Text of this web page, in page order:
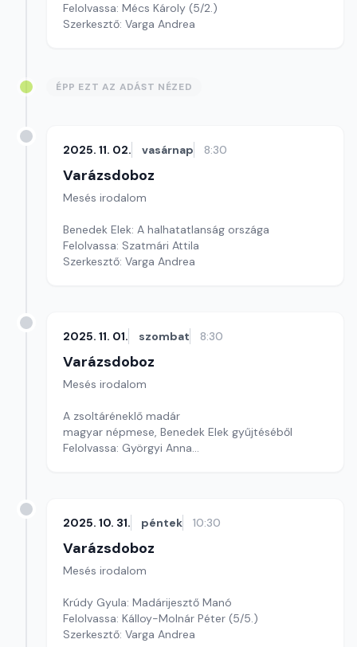
Felolvassa: Mécs Károly (5/2.)
Szerkesztő: Varga Andrea
ÉPP EZT AZ ADÁST NÉZED
2025. 11. 02. vasárnap 8:30
Varázsdoboz
Mesés irodalom
Benedek Elek: A halhatatlanság országa
Felolvassa: Szatmári Attila
Szerkesztő: Varga Andrea
2025. 11. 01. szombat 8:30
Varázsdoboz
Mesés irodalom
A zsoltáréneklő madár
magyar népmese, Benedek Elek gyűjtéséből
Felolvassa: Györgyi Anna
2025. 10. 31. péntek 10:30
Varázsdoboz
Mesés irodalom
Krúdy Gyula: Madárijesztő Manó
Felolvassa: Kálloy-Molnár Péter (5/5.)
Szerkesztő: Varga Andrea